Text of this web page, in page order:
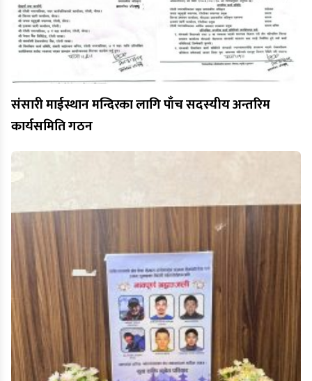
संसारी माईस्थान मन्दिरका लागि पाँच सदस्यीय अन्तरिम
कार्यसमिति गठन